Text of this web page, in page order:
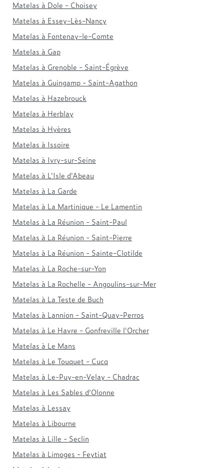
Matelas à Dole - Choisey
Matelas à Essey-Lès-Nancy
Matelas à Fontenay-le-Comte
Matelas à Gap
Matelas à Grenoble - Saint-Égrève
Matelas à Guingamp - Saint-Agathon
Matelas à Hazebrouck
Matelas à Herblay
Matelas à Hyères
Matelas à Issoire
Matelas à Ivry-sur-Seine
Matelas à L'Isle d'Abeau
Matelas à La Garde
Matelas à La Martinique - Le Lamentin
Matelas à La Réunion - Saint-Paul
Matelas à La Réunion - Saint-Pierre
Matelas à La Réunion - Sainte-Clotilde
Matelas à La Roche-sur-Yon
Matelas à La Rochelle - Angoulins-sur-Mer
Matelas à La Teste de Buch
Matelas à Lannion - Saint-Quay-Perros
Matelas à Le Havre - Gonfreville l'Orcher
Matelas à Le Mans
Matelas à Le Touquet - Cucq
Matelas à Le-Puy-en-Velay - Chadrac
Matelas à Les Sables d'Olonne
Matelas à Lessay
Matelas à Libourne
Matelas à Lille - Seclin
Matelas à Limoges - Feytiat